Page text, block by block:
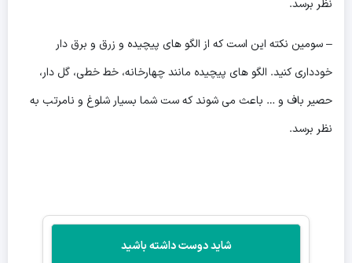
نظر برسد.
– سومین نکته این است که از الگو های پیچیده و زرق و برق دار
خودداری کنید. الگو های پیچیده مانند چهارخانه، خط خطی، گل دار،
حصیر باف و … باعث می شوند که ست شما بسیار شلوغ و نامرتب به
نظر برسد.
شاید دوست داشته باشید